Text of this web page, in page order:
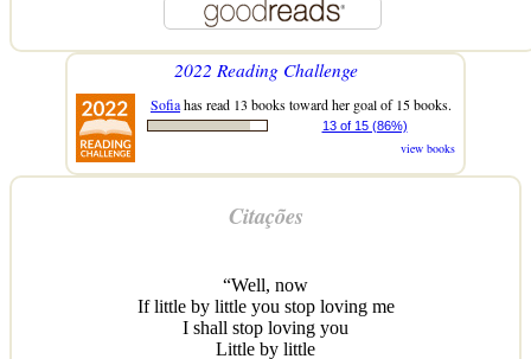
2022 Reading Challenge
Sofiahas read 13 books toward her goal of 15 books.
13 of 15 (86%)
view books
Citações
“Well, now
If little by little you stop loving me
I shall stop loving you
Little by little